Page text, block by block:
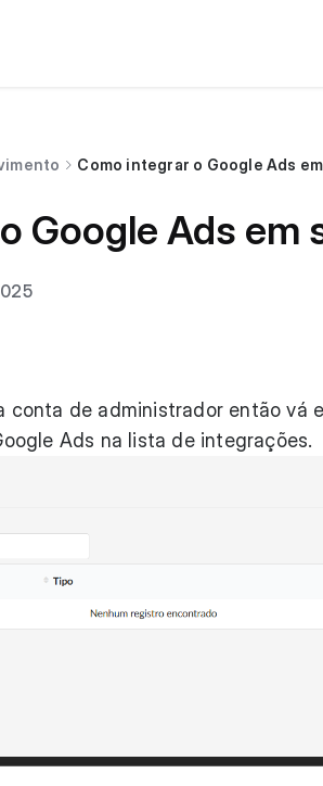
Como integrar o Google Ads
Google Ads em
conta de administrador então vá
Ads na lista de integrações.